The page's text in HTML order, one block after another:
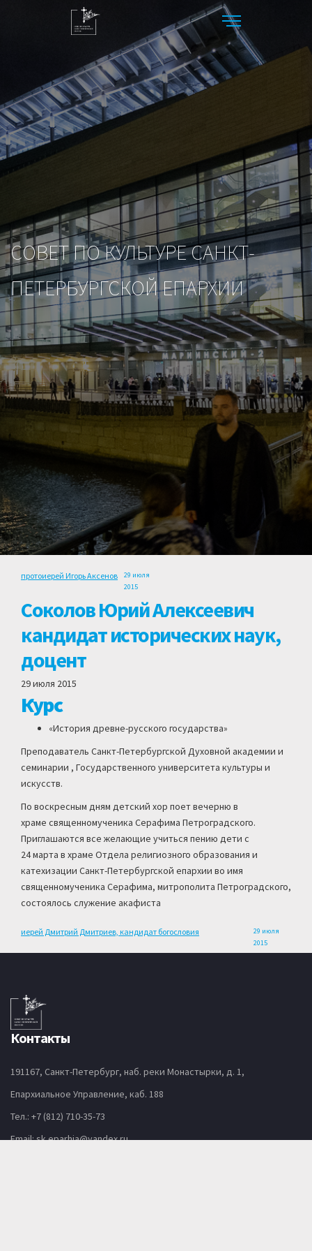
CОВЕТ ПО КУЛЬТУРЕ САНКТ-
ПЕТЕРБУРГСКОЙ ЕПАРХИИ
протоиерей Игорь Аксенов
29 июля
2015
Соколов Юрий Алексеевич
кандидат исторических наук,
доцент
29 июля 2015
Курс
«История древне-русского государства»
Преподаватель Санкт-Петербургской Духовной академии и
семинарии , Государственного университета культуры и
искусств.
По воскресным дням детский хор поет вечерню в
храме священномученика Серафима Петроградского.
Приглашаются все желающие учиться пению дети с
24 марта в храме Отдела религиозного образования и
катехизации Санкт-Петербургской епархии во имя
священномученика Серафима, митрополита Петроградского,
состоялось служение акафиста
иерей Дмитрий Дмитриев, кандидат богословия
29 июля
2015
Контакты
191167, Санкт-Петербург, наб. реки Монастырки, д. 1,
Епархиальное Управление, каб. 188
Тел.: +7 (812) 710-35-73
Email:sk.eparhia@yandex.ru